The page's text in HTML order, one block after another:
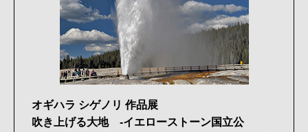
オギハラ シゲノリ 作品展
吹き上げる大地 -イエローストーン国立公